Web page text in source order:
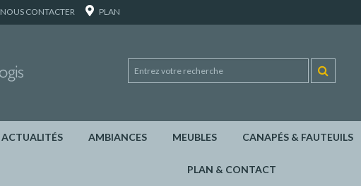
NOUS CONTACTER PLAN
ACTUALITÉS AMBIANCES MEUBLES CANAPÉS & FAUTEUILS
PLAN & CONTACT